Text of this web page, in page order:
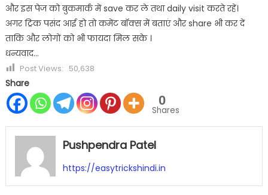
और इस पेज को बुकमार्क में save कर ले तथा daily visit करते रहें।
अगर ट्रिक पसंद आई हो तो कमेंट बॉक्स में बताएं और share भी कर दें
ताकि और लोगों को भी फायदा मिल सके ।
धन्यवाद…
Post Views: 50,638
Share
0
Shares
Pushpendra Patel
https://easytrickshindi.in